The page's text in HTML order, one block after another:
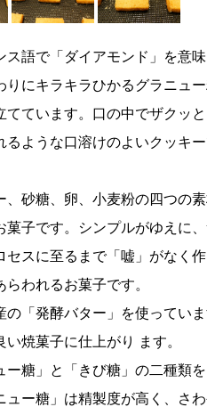
ス語で「ダイアモンド」を意味
りにキラキラひかるグラニュ
てています。口の中でザクッ
ような口溶けのよいクッキー
、砂糖、卵、小麦粉の四つの
菓子です。シンプルがゆえに
セスに至るまで「嘘」がなく
らわれるお菓子です。
「発酵バター」を使っていま
良い焼菓子に仕上がり
糖」と「きび糖」の二種類
ュー糖」は精製度が高く、さ